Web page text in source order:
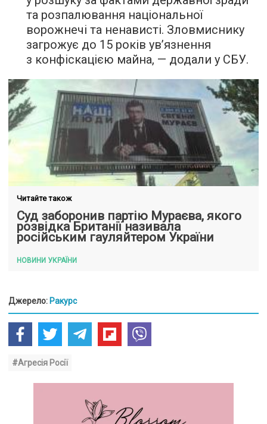
та розпалювання національної
ворожнечі та ненависті. Зловмиснику
загрожує до 15 років ув’язнення
з конфіскацією майна, — додали у СБУ.
Читайте також
Суд заборонив партію Мураєва, якого
розвідка Британії називала
російським гауляйтером України
НОВИНИ УКРАЇНИ
Джерело: Ракурс
#Агресія Росії